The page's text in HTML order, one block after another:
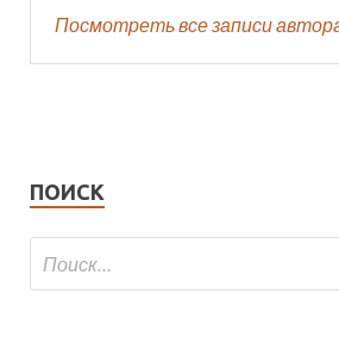
Посмотреть все записи
ПОИСК